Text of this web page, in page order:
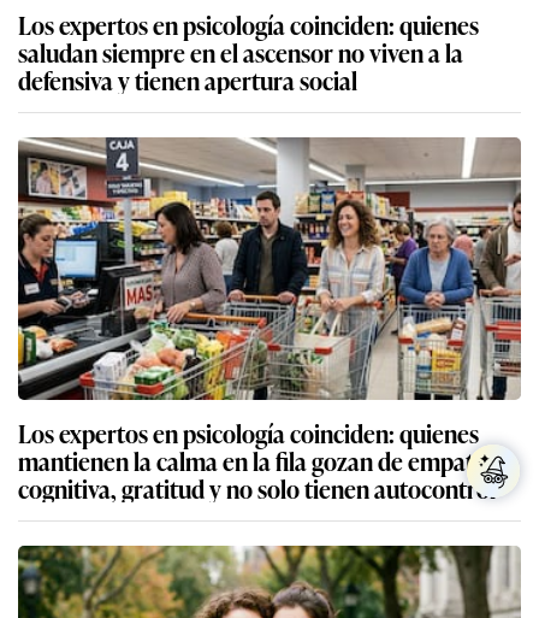
Los expertos en psicología coinciden: quienes
saludan siempre en el ascensor no viven a la
defensiva y tienen apertura social
Los expertos en psicología coinciden: quienes
mantienen la calma en la fila gozan de empatía
cognitiva, gratitud y no solo tienen autocontrol